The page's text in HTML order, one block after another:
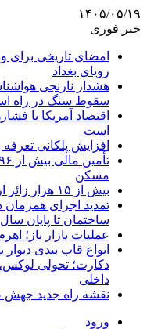
۱۴۰۵/۰۵/۱۹
خبر فوری
امضای تاریخی
رویای بغداد
سقوط سنگ در راه
اقتصاد آمریکا با
است
افزایش پلکانی
مسکن
بیش از ۱۵ هزار زائر اربعین به البرز بازگشتند
ساختمان تا پایان سال
عملیات بازار باز؛
انواع قاب بندی
دکارت؛ تحولی
داخلی
نقشه راه جدید جهش
ورود